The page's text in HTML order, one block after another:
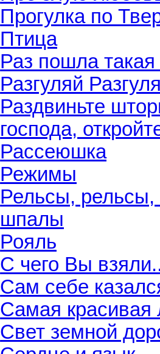
Прогулка по
Птица
Раз пошла такая
Разгуляй
Раздвиньте
господа,
Рассеюшка
Режимы
Рельсы,
шпалы
Рояль
С чего Вы
Сам себе
Самая красивая
Свет земной